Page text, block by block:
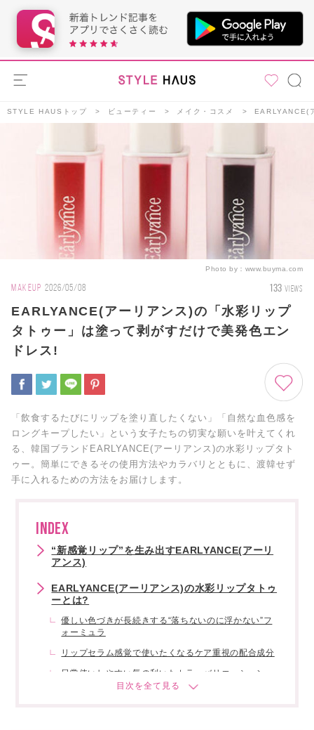
STYLE HAUSトップ ビューティー メイク・コスメ EARLYANCE(
Photo by： www.buyma.com
MAKEUP 2026/05/08 133 VIEWS
EARLYANCE(アーリアンス)の「水彩リップ
タトゥー」は塗って剥がすだけで美発色エン
ドレス!
「飲食するたびにリップを塗り直したくない」「自然な血色感を
ロングキープしたい」という女子たちの切実な願いを叶えてくれ
る、韓国ブランドEARLYANCE(アーリアンス)の水彩リップタト
ゥー。簡単にできるその使用方法やカラバリとともに、渡韓せず
手に入れるための方法をお届けします。
INDEX
“新感覚リップ”を生み出すEARLYANCE(アーリ
アンス)
EARLYANCE(アーリアンス)の水彩リップタトゥ
ーとは?
優しい色づきが長続きする“落ちないのに浮かない”フ
ォーミュラ
リップセラム感覚で使いたくなるケア重視の配合成分
日常使いしやすい気の利いたカラーバリエーション